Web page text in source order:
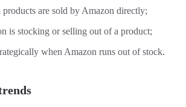
are sold by Amazon directly;
is stocking or selling out of a product;
when Amazon runs out of stock.